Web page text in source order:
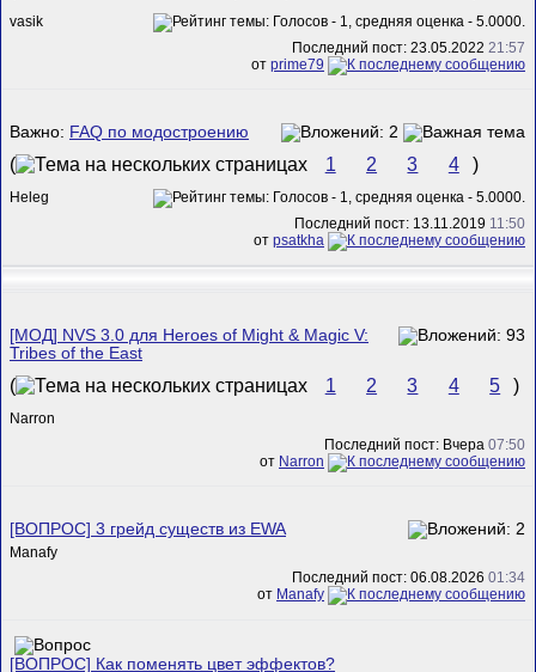
vasik
Последний пост: 23.05.2022 21:57
от prime79
Важно: FAQ по модостроению
( 1 2 3 4 )
Heleg
Последний пост: 13.11.2019 11:50
от psatkha
[МОД] NVS 3.0 для Heroes of Might & Magic V:
Tribes of the East
( 1 2 3 4 5 )
Narron
Последний пост: Вчера 07:50
от Narron
[ВОПРОС] 3 грейд существ из EWA
Manafy
Последний пост: 06.08.2026 01:34
от Manafy
[ВОПРОС] Как поменять цвет эффектов?